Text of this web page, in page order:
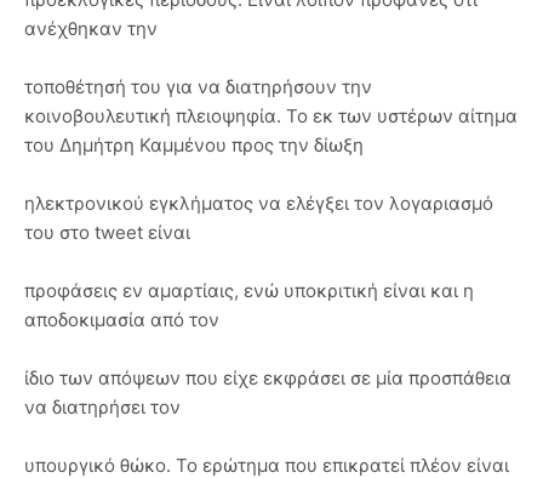
ανέχθηκαν την
τοποθέτησή του για να διατηρήσουν την
κοινοβουλευτική πλειοψηφία. Το εκ των υστέρων αίτημα
του Δημήτρη Καμμένου προς την δίωξη
ηλεκτρονικού εγκλήματος να ελέγξει τον λογαριασμό
του στο tweet είναι
προφάσεις εν αμαρτίαις, ενώ υποκριτική είναι και η
αποδοκιμασία από τον
ίδιο των απόψεων που είχε εκφράσει σε μία προσπάθεια
να διατηρήσει τον
υπουργικό θώκο. Το ερώτημα που επικρατεί πλέον είναι